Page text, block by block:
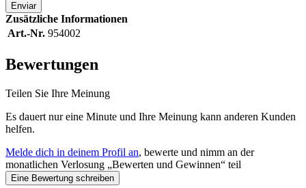
Enviar
Zusätzliche Informationen
Art.-Nr. 954002
Bewertungen
Teilen Sie Ihre Meinung
Es dauert nur eine Minute und Ihre Meinung kann anderen Kunden
helfen.
Melde dich in deinem Profil an, bewerte und nimm an der
monatlichen Verlosung „Bewerten und Gewinnen“ teil
Eine Bewertung schreiben